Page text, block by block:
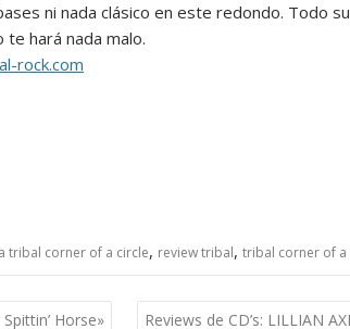
ni nada clásico en este redondo. Todo
hará nada malo.
rock.com
tribal corner of a circle, review tribal, tribal corner of a
Horse» Reviews de CD’s: LILLIAN